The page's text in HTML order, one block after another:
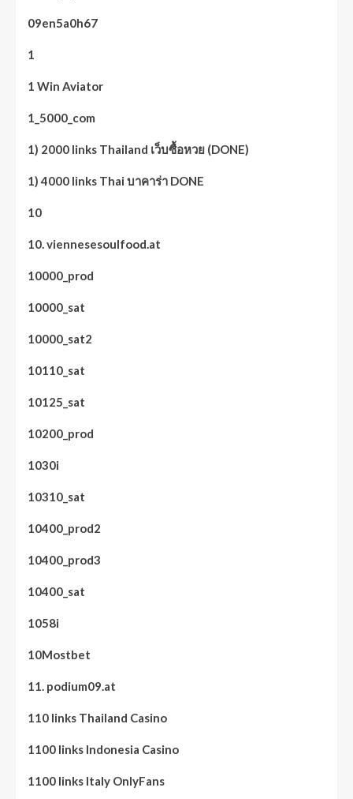
09en5a0h67
1
1 Win Aviator
1_5000_com
1) 2000 links Thailand เว็บซื้อหวย (DONE)
1) 4000 links Thai บาคาร่า DONE
10
10. viennesesoulfood.at
10000_prod
10000_sat
10000_sat2
10110_sat
10125_sat
10200_prod
1030i
10310_sat
10400_prod2
10400_prod3
10400_sat
1058i
10Mostbet
11. podium09.at
110 links Thailand Casino
1100 links Indonesia Casino
1100 links Italy OnlyFans